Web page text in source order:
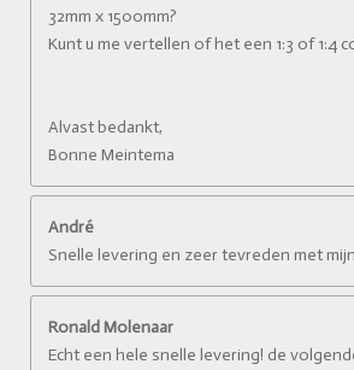
32mm x 1500mm?
Kunt u me vertellen of het een 1:3 of 1:4
Alvast bedankt,
Bonne Meintema
André
Snelle levering en zeer tevreden met
Ronald Molenaar
Echt een hele snelle levering! de